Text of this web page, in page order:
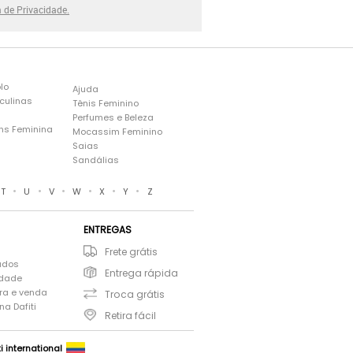
Privacidade.
Feminina
Ajuda
Tênis Feminino
Perfumes e Beleza
Mocassim Feminino
Saias
Sandálias
T • U • V • W • X • Y • Z
e venda
Dafiti
ENTREGAS
Frete grátis
Entrega rápida
Troca grátis
Retira fácil
international